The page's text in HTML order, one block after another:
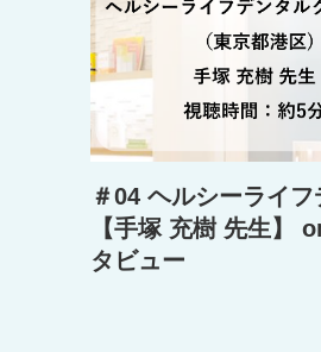
＃04 ヘルシーライ
【手塚 充樹 先生】
タビュー